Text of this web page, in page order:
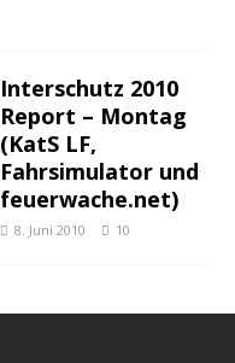
Interschutz 2010
Report – Montag
(KatS LF,
Fahrsimulator und
feuerwache.net)
8. Juni 2010 10